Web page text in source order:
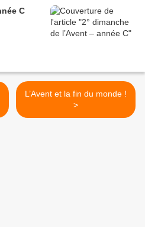
C
L’Avent et la fin du monde !
>